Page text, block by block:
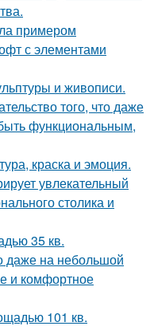
примером
с элементами
и живописи.
того, что даже
функциональным,
краска и эмоция.
увлекательный
столика и
35 кв.
даже на небольшой
и комфортное
101 кв.